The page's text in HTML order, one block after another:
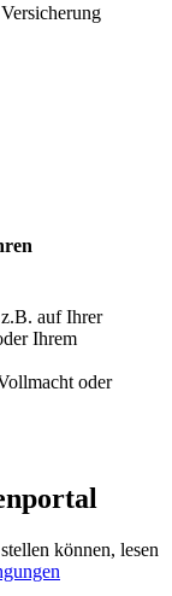
auf Ihrer
Ihrem
oder
können, lesen